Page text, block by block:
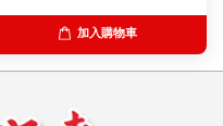
加入購物車